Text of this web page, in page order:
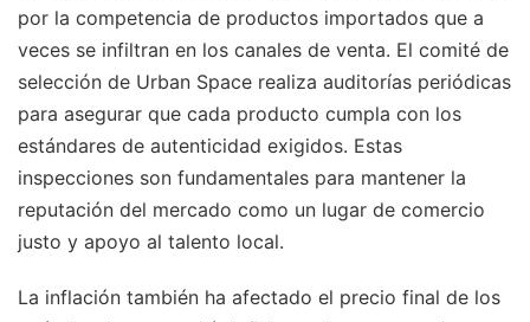
por la competencia de productos importados que a
veces se infiltran en los canales de venta. El comité de
selección de Urban Space realiza auditorías periódicas
para asegurar que cada producto cumpla con los
estándares de autenticidad exigidos. Estas
inspecciones son fundamentales para mantener la
reputación del mercado como un lugar de comercio
justo y apoyo al talento local.
La inflación también ha afectado el precio final de los